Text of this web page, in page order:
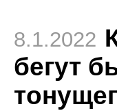
8.1.2022
бегут